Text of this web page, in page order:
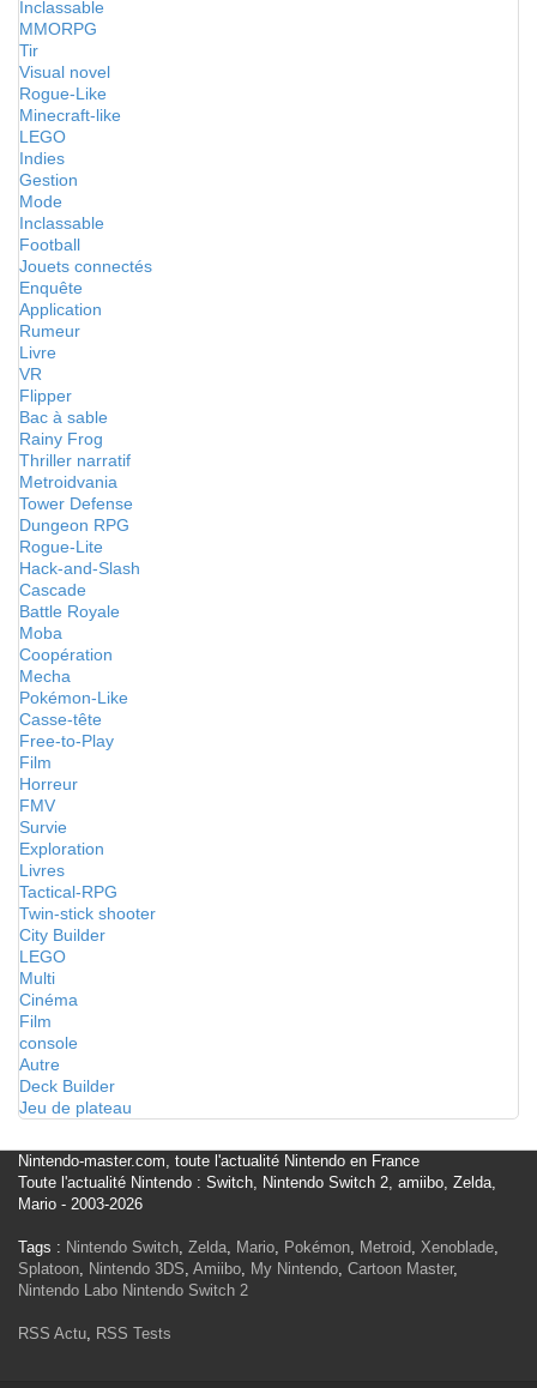
Inclassable
MMORPG
Tir
Visual novel
Rogue-Like
Minecraft-like
LEGO
Indies
Gestion
Mode
Inclassable
Football
Jouets connectés
Enquête
Application
Rumeur
Livre
VR
Flipper
Bac à sable
Rainy Frog
Thriller narratif
Metroidvania
Tower Defense
Dungeon RPG
Rogue-Lite
Hack-and-Slash
Cascade
Battle Royale
Moba
Coopération
Mecha
Pokémon-Like
Casse-tête
Free-to-Play
Film
Horreur
FMV
Survie
Exploration
Livres
Tactical-RPG
Twin-stick shooter
City Builder
LEGO
Multi
Cinéma
Film
console
Autre
Deck Builder
Jeu de plateau
Nintendo-master.com, toute l'actualité Nintendo en France
Toute l'actualité Nintendo : Switch, Nintendo Switch 2, amiibo, Zelda,
Mario - 2003-2026
Tags : Nintendo Switch, Zelda, Mario, Pokémon, Metroid, Xenoblade,
Splatoon, Nintendo 3DS, Amiibo, My Nintendo, Cartoon Master,
Nintendo Labo Nintendo Switch 2
RSS Actu, RSS Tests